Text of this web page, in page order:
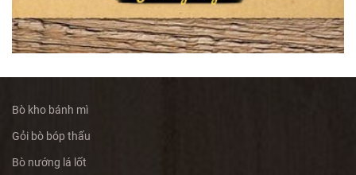
Bò kho bánh mì
Gỏi bò bóp thấu
Bò nướng lá lốt